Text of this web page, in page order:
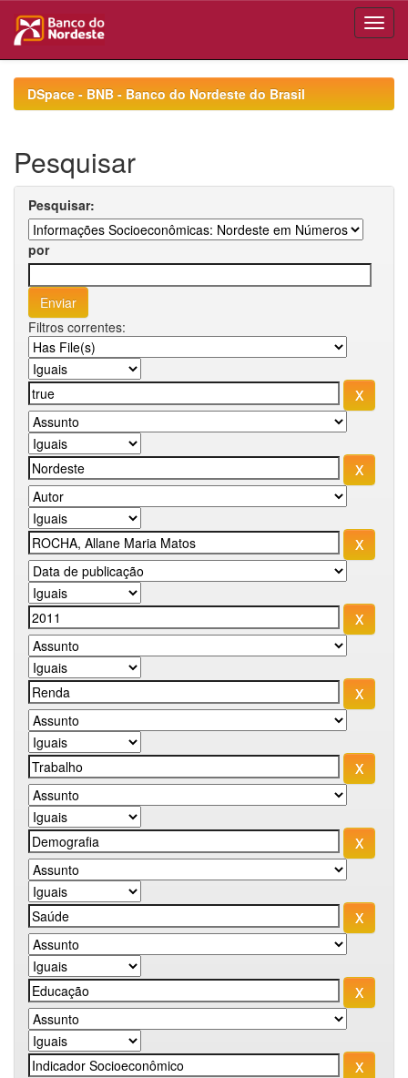
navigationDSpace - BNB - Banco do Nordeste do Brasil
Pesquisar
Pesquisar:
por
Filtros correntes: